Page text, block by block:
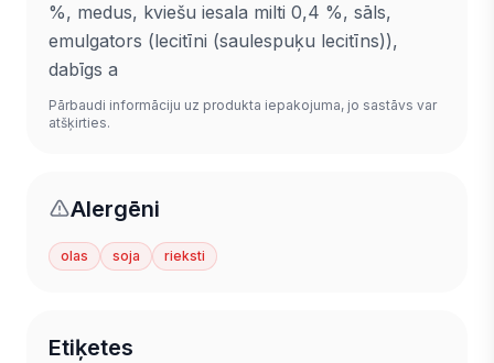
%, medus, kviešu iesala milti 0,4 %, sāls,
emulgators (lecitīni (saulespuķu lecitīns)),
dabīgs a
Pārbaudi informāciju uz produkta iepakojuma, jo sastāvs var
atšķirties.
Alergēni
olas soja rieksti
Etiķetes